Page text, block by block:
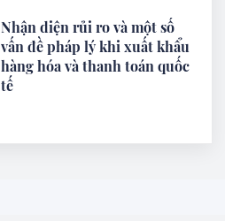
Nhận diện rủi ro và một số
vấn đề pháp lý khi xuất khẩu
hàng hóa và thanh toán quốc
tế